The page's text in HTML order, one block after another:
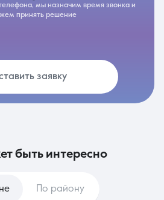
мы назначим время звонка и
принять решение
заявку
быть интересно
По району